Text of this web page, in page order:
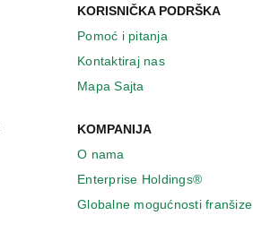
KORISNIČKA PODRŠKA
Pomoć i pitanja
Kontaktiraj nas
Mapa Sajta
KOMPANIJA
O nama
Enterprise Holdings®
Globalne mogućnosti franšize